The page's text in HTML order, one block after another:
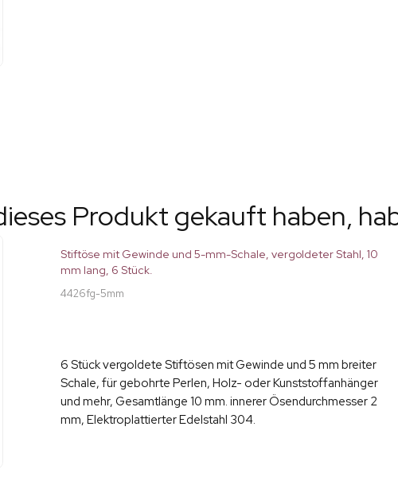
Produkt gekauft haben,
Stiftöse mit Gewinde und 5-mm-Schale, vergoldeter Stahl, 10
mm lang, 6 Stück.
4426fg-5mm
6 Stück vergoldete Stiftösen mit Gewinde und 5 mm breiter
Schale, für gebohrte Perlen, Holz- oder Kunststoffanhänger
und mehr, Gesamtlänge 10 mm. innerer Ösendurchmesser 2
mm, Elektroplattierter Edelstahl 304.